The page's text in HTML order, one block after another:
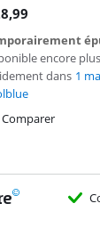
encore plus
dans 1
Comparer